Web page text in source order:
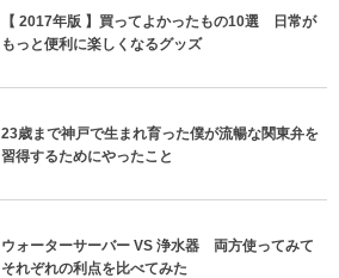
【 2017年版 】買ってよかったもの10選 日常が
もっと便利に楽しくなるグッズ
23歳まで神戸で生まれ育った僕が流暢な関東弁を
習得するためにやったこと
ウォーターサーバー VS 浄水器 両方使ってみて
それぞれの利点を比べてみた